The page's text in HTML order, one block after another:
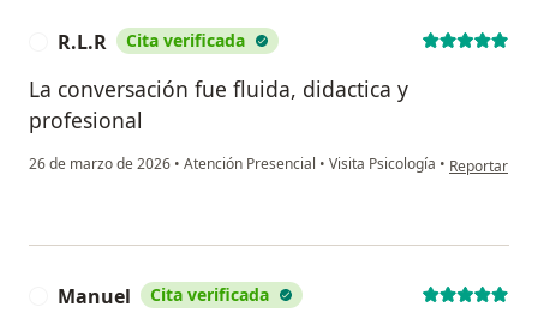
R.L.R Cita verificada
La conversación fue fluida, didactica y
profesional
26 de marzo de 2026 • Atención Presencial • Visita Psicología • en opinión
Reportar
Manuel Cita verificada